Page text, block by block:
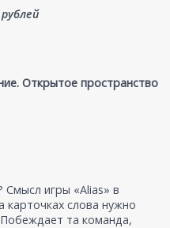
Открытое пространство
Смысл игры «Alias» в
карточках слова нужно
та команда,